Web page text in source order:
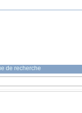
de recherche